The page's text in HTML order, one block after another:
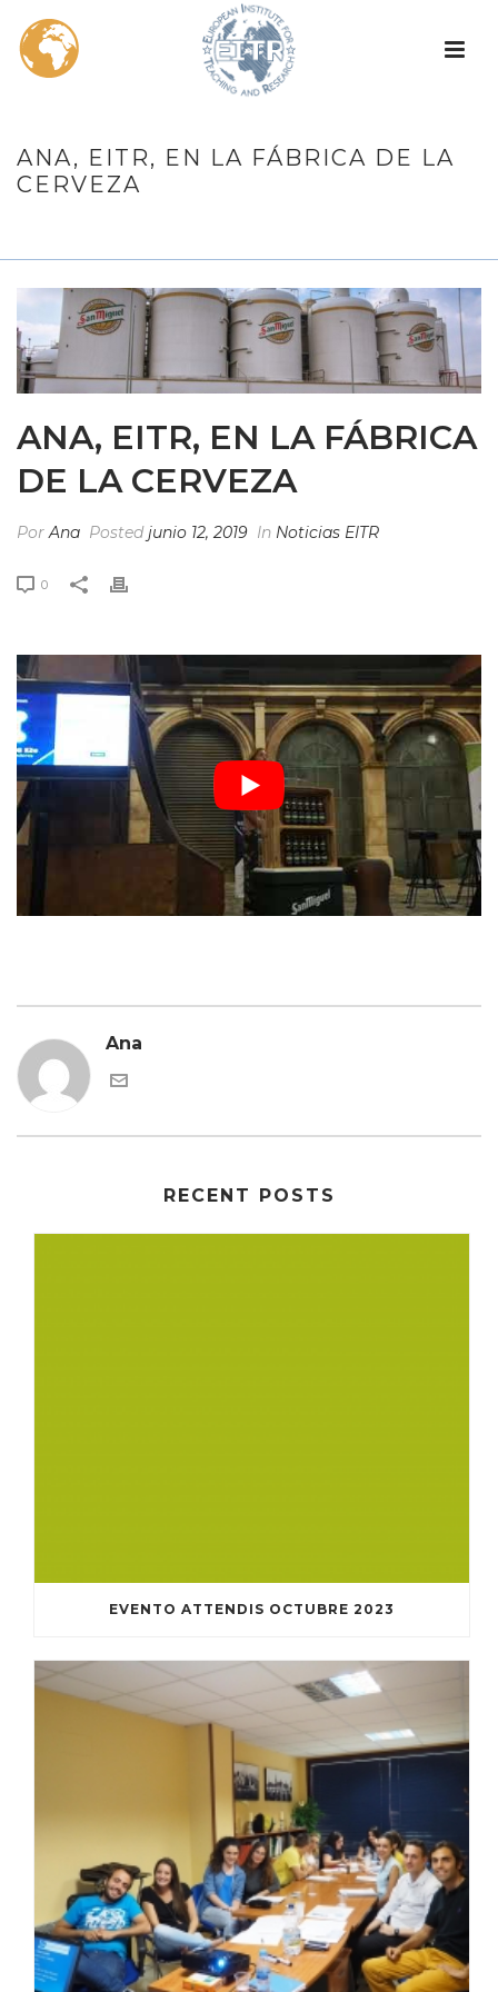
ANA, EITR, EN LA FÁBRICA DE LA
CERVEZA
ANA, EITR, EN LA FÁBRICA
DE LA CERVEZA
PorAna Postedjunio 12, 2019 In Noticias EITR
0
Ana
RECENT POSTS
EVENTO ATTENDIS OCTUBRE 2023